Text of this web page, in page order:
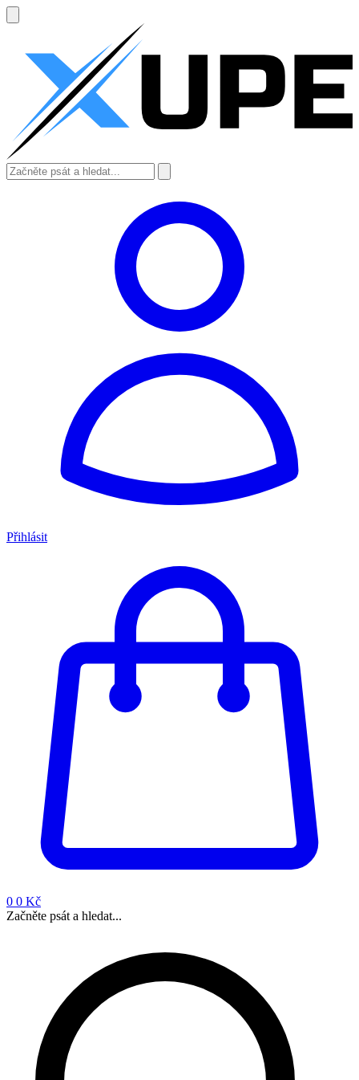
Přihlásit
0 0 Kč
Začněte psát a hledat...